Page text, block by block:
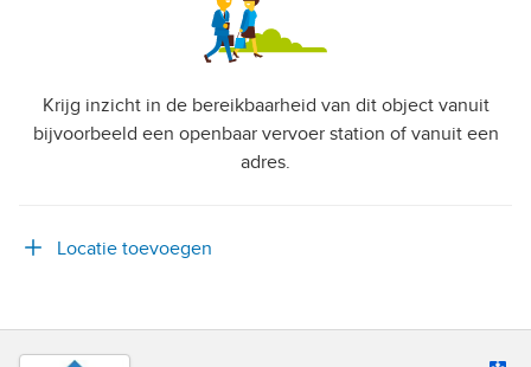
Krijg inzicht in de bereikbaarheid van dit object vanuit
bijvoorbeeld een openbaar vervoer station of vanuit een
adres.
Locatie toevoegen